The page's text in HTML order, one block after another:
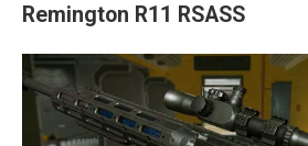
Remington R11 RSASS